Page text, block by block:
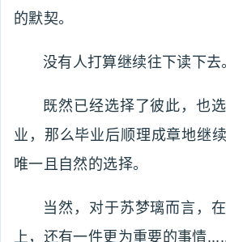
的默契。
没有人打算继续往下读下去
既然已经选择了彼此，也
业，那么毕业后顺理成章地继
唯一且自然的选择。
当然，对于苏梦璃而言，
上，还有一件更为重要的事情